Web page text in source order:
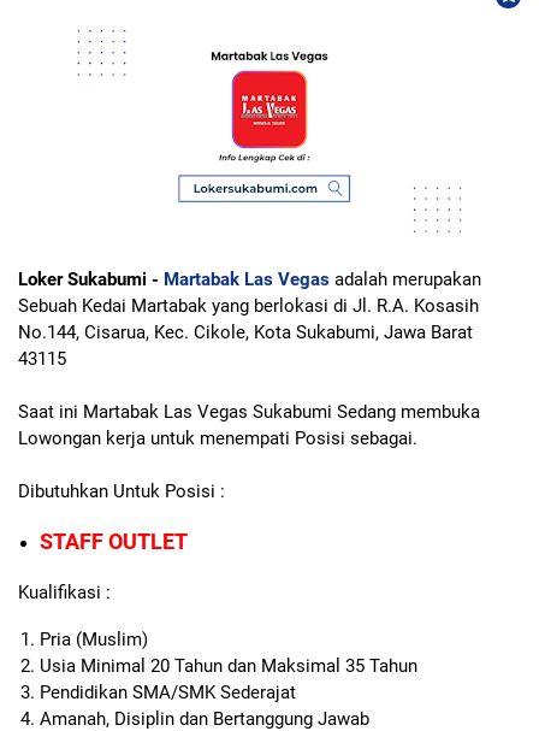
Loker Sukabumi - Martabak Las Vegas adalah merupakan
Sebuah Kedai Martabak yang berlokasi di Jl. R.A. Kosasih
No.144, Cisarua, Kec. Cikole, Kota Sukabumi, Jawa Barat
43115
Saat ini Martabak Las Vegas Sukabumi Sedang membuka
Lowongan kerja untuk menempati Posisi sebagai.
Dibutuhkan Untuk Posisi :
STAFF OUTLET
Kualifikasi :
Pria (Muslim)
Usia Minimal 20 Tahun dan Maksimal 35 Tahun
Pendidikan SMA/SMK Sederajat
Amanah, Disiplin dan Bertanggung Jawab